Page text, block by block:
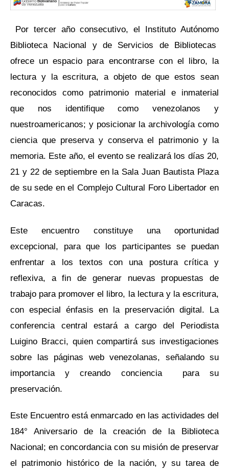
Por tercer año consecutivo, el Instituto Autónomo
Biblioteca Nacional y de Servicios de Bibliotecas
ofrece un espacio para encontrarse con el libro, la
lectura y la escritura, a objeto de que estos sean
reconocidos como patrimonio material e inmaterial
que nos identifique como venezolanos y
nuestroamericanos; y posicionar la archivología como
ciencia que preserva y conserva el patrimonio y la
memoria. Este año, el evento se realizará los días 20,
21 y 22 de septiembre en la Sala Juan Bautista Plaza
de su sede en el Complejo Cultural Foro Libertador en
Caracas.
Este encuentro constituye una oportunidad
excepcional, para que los participantes se puedan
enfrentar a los textos con una postura crítica y
reflexiva, a fin de generar nuevas propuestas de
trabajo para promover el libro, la lectura y la escritura,
con especial énfasis en la preservación digital. La
conferencia central estará a cargo del Periodista
Luigino Bracci, quien compartirá sus investigaciones
sobre las páginas web venezolanas, señalando su
importancia y creando conciencia para su
preservación.
Este Encuentro está enmarcado en las actividades del
184° Aniversario de la creación de la Biblioteca
Nacional; en concordancia con su misión de preservar
el patrimonio histórico de la nación, y su tarea de